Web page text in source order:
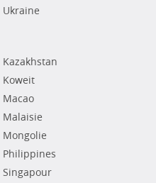
Ukraine
Kazakhstan
Koweit
Macao
Malaisie
Mongolie
Philippines
Singapour